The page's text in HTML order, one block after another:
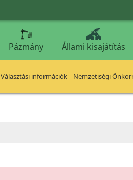
Pázmány Állami kisajátítás
Választási információk Nemzetiségi